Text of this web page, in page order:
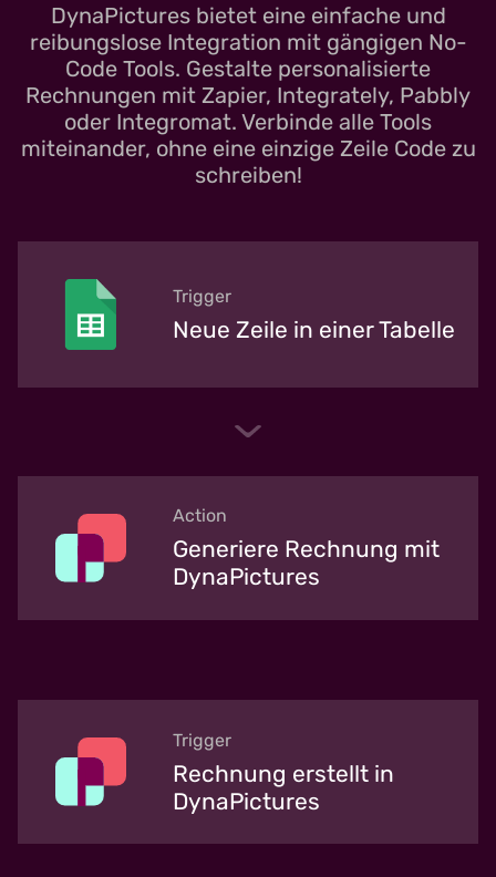
DynaPictures bietet eine einfache und
reibungslose Integration mit gängigen No-
Code Tools. Gestalte personalisierte
Rechnungen mit Zapier, Integrately, Pabbly
oder Integromat. Verbinde alle Tools
miteinander, ohne eine einzige Zeile Code zu
schreiben!
Trigger
Neue Zeile in einer Tabelle
Action
Generiere Rechnung mit
DynaPictures
Trigger
Rechnung erstellt in
DynaPictures